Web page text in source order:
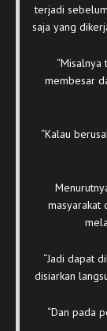
terjadi
saja yang
membesar
“Kalau
masyarakat
“Jadi dapat
disiarkan
“Dan pada